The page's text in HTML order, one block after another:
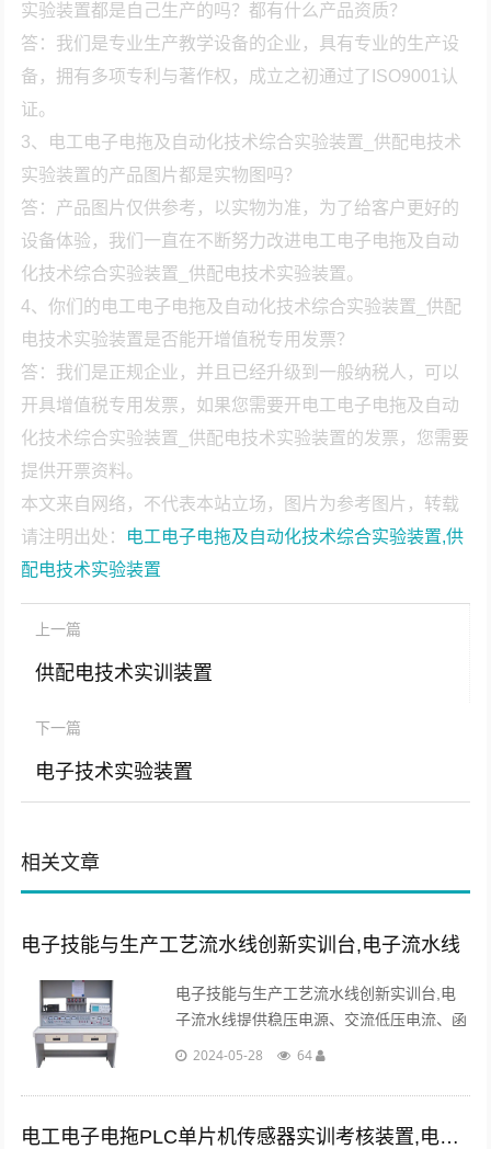
实验装置都是自己生产的吗？都有什么产品资质？
答：我们是专业生产教学设备的企业，具有专业的生产设
备，拥有多项专利与著作权，成立之初通过了ISO9001认
证。
3、电工电子电拖及自动化技术综合实验装置_供配电技术
实验装置的产品图片都是实物图吗？
答：产品图片仅供参考，以实物为准，为了给客户更好的
设备体验，我们一直在不断努力改进电工电子电拖及自动
化技术综合实验装置_供配电技术实验装置。
4、你们的电工电子电拖及自动化技术综合实验装置_供配
电技术实验装置是否能开增值税专用发票？
答：我们是正规企业，并且已经升级到一般纳税人，可以
开具增值税专用发票，如果您需要开电工电子电拖及自动
化技术综合实验装置_供配电技术实验装置的发票，您需要
提供开票资料。
本文来自网络，不代表本站立场，图片为参考图片，转载
请注明出处： 电工电子电拖及自动化技术综合实验装置,供
配电技术实验装置
上一篇
供配电技术实训装置
下一篇
电子技术实验装置
相关文章
电子技能与生产工艺流水线创新实训台,电子流水线
电子技能与生产工艺流水线创新实训台,电
子流水线提供稳压电源、交流低压电流、函
数发生器、蜂鸣器、多路插座、调压器等，
富的资源...
2024-05-28 64
电工电子电拖PLC单片机传感器实训考核装置,电工电子单片机实